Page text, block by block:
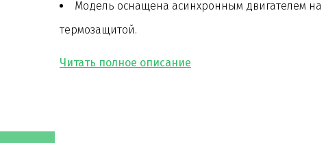
Модель оснащена асинхронным двигателем
термозащитой.